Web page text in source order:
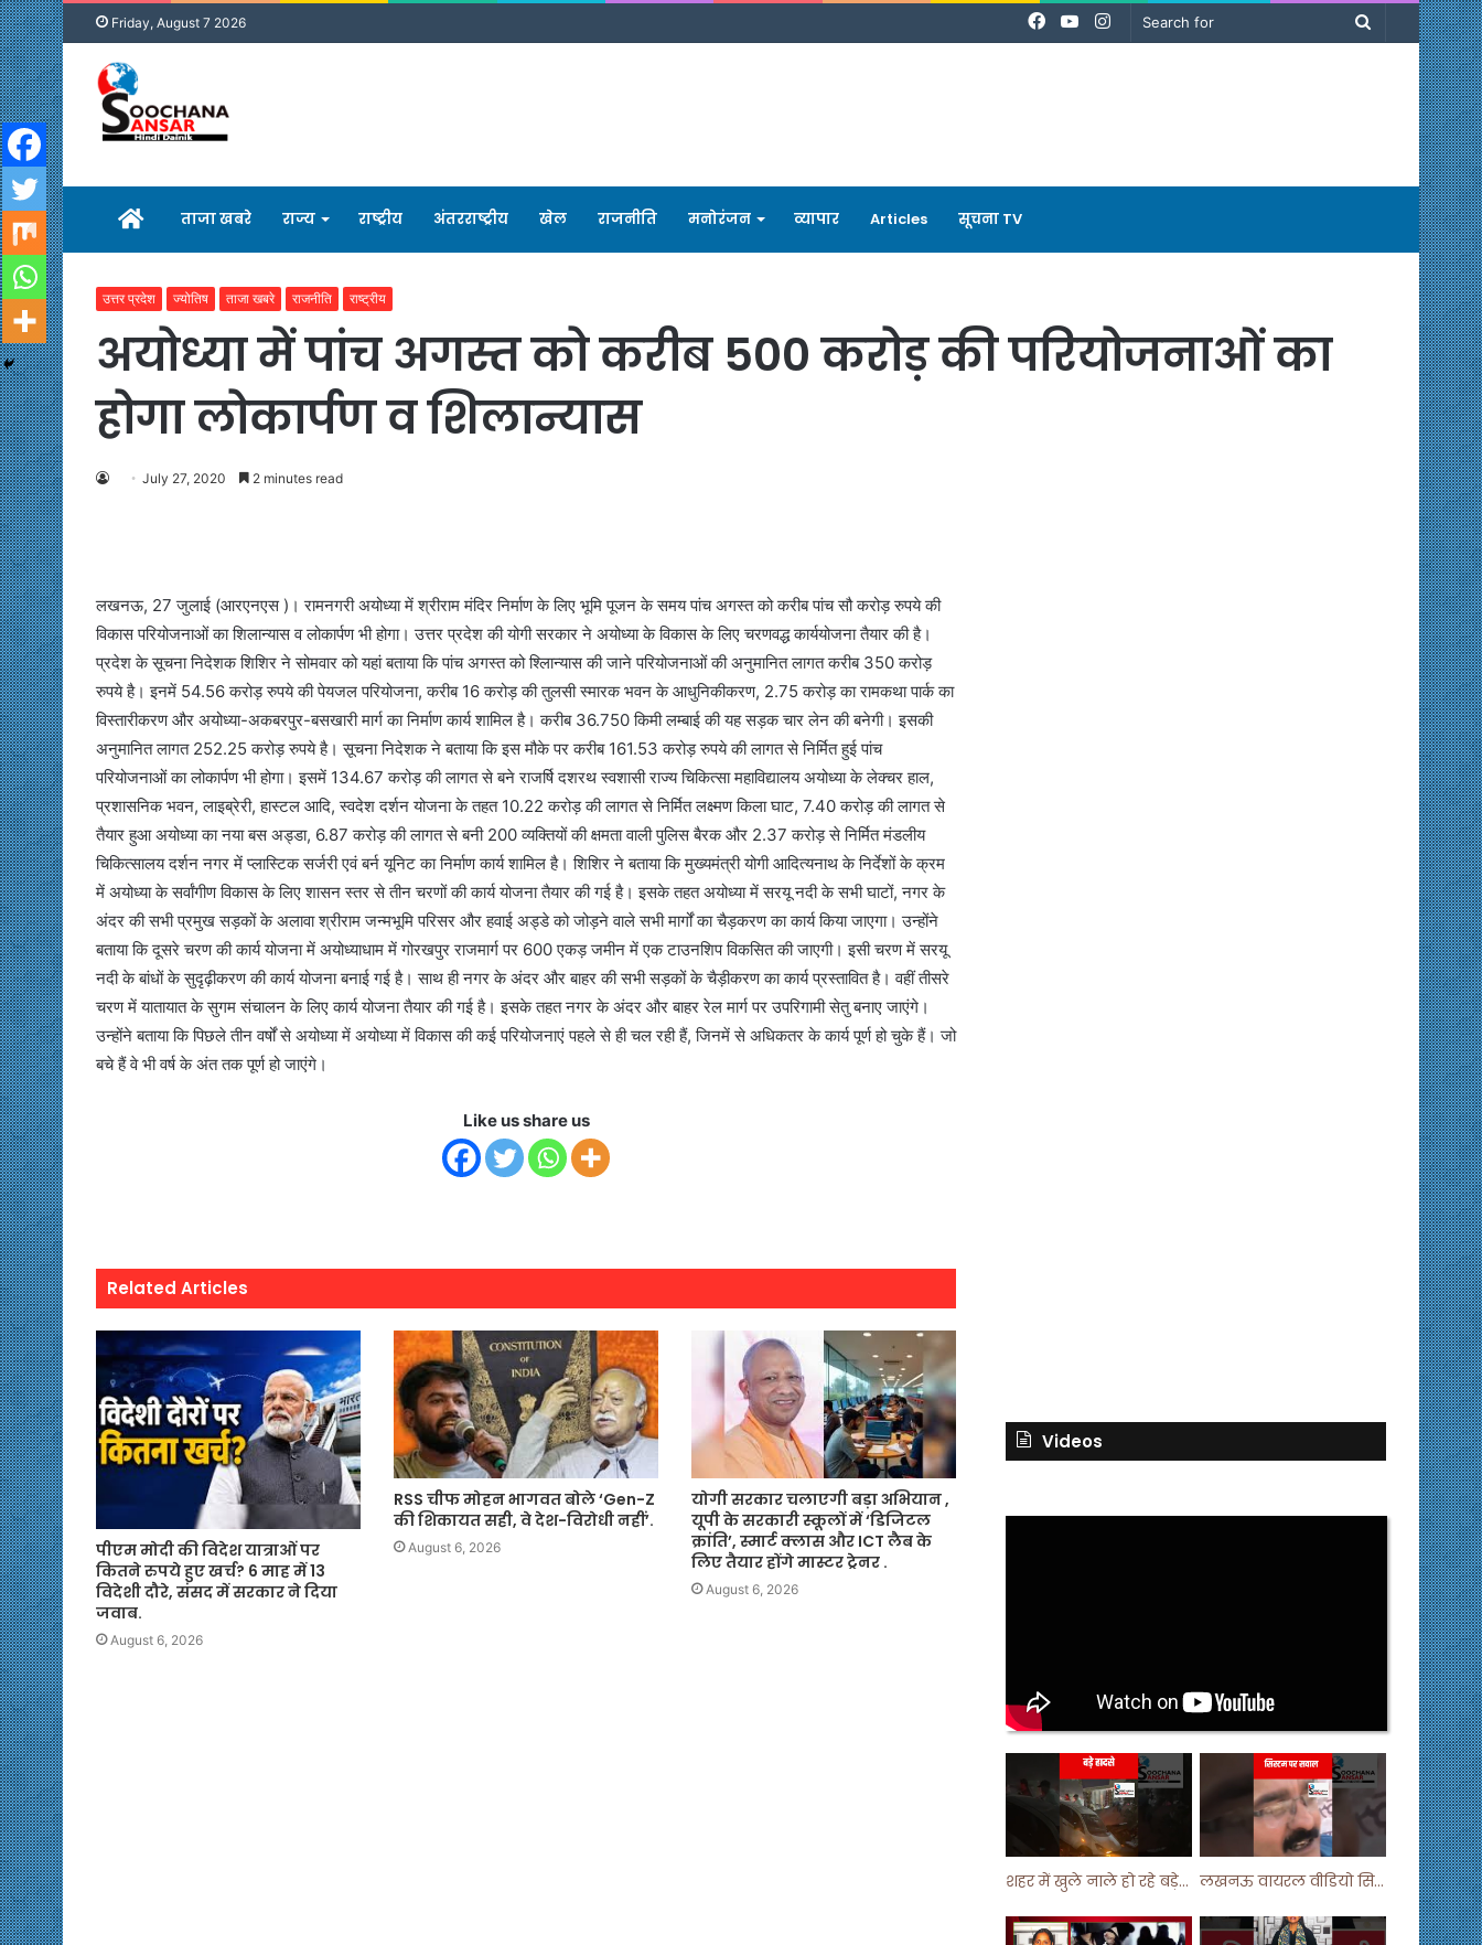
Friday, August 7 2026
Search
Instagram
YouTube
Facebook
होम ताजा खबरे राज्य राष्ट्रीय अंतरराष्ट्रीय खेल राजनीति मनोरंजन व्यापार Articles सूचना TV
उत्तर प्रदेश ज्योतिष ताजा खबरे राजनीति राष्ट्रीय
अयोध्या में पांच अगस्त को करीब 500 करोड़ की परियोजनाओं का
होगा लोकार्पण व शिलान्यास
July 27, 2020 2 minutes read
लखनऊ, 27 जुलाई (आरएनएस )। रामनगरी अयोध्या में श्रीराम मंदिर निर्माण के लिए भूमि पूजन के समय पांच अगस्त को करीब पांच सौ करोड़ रुपये की
विकास परियोजनाओं का शिलान्यास व लोकार्पण भी होगा। उत्तर प्रदेश की योगी सरकार ने अयोध्या के विकास के लिए चरणवद्ध कार्ययोजना तैयार की है।
प्रदेश के सूचना निदेशक शिशिर ने सोमवार को यहां बताया कि पांच अगस्त को श्लिान्यास की जाने परियोजनाओं की अनुमानित लागत करीब 350 करोड़
रुपये है। इनमें 54.56 करोड़ रुपये की पेयजल परियोजना, करीब 16 करोड़ की तुलसी स्मारक भवन के आधुनिकीकरण, 2.75 करोड़ का रामकथा पार्क का
विस्तारीकरण और अयोध्या-अकबरपुर-बसखारी मार्ग का निर्माण कार्य शामिल है। करीब 36.750 किमी लम्बाई की यह सड़क चार लेन की बनेगी। इसकी
अनुमानित लागत 252.25 करोड़ रुपये है। सूचना निदेशक ने बताया कि इस मौके पर करीब 161.53 करोड़ रुपये की लागत से निर्मित हुई पांच
परियोजनाओं का लोकार्पण भी होगा। इसमें 134.67 करोड़ की लागत से बने राजर्षि दशरथ स्वशासी राज्य चिकित्सा महाविद्यालय अयोध्या के लेक्चर हाल,
प्रशासनिक भवन, लाइब्रेरी, हास्टल आदि, स्वदेश दर्शन योजना के तहत 10.22 करोड़ की लागत से निर्मित लक्ष्मण किला घाट, 7.40 करोड़ की लागत से
तैयार हुआ अयोध्या का नया बस अड्डा, 6.87 करोड़ की लागत से बनी 200 व्यक्तियों की क्षमता वाली पुलिस बैरक और 2.37 करोड़ से निर्मित मंडलीय
चिकित्सालय दर्शन नगर में प्लास्टिक सर्जरी एवं बर्न यूनिट का निर्माण कार्य शामिल है। शिशिर ने बताया कि मुख्यमंत्री योगी आदित्यनाथ के निर्देशों के क्रम
में अयोध्या के सर्वांगीण विकास के लिए शासन स्तर से तीन चरणों की कार्य योजना तैयार की गई है। इसके तहत अयोध्या में सरयू नदी के सभी घाटों, नगर के
अंदर की सभी प्रमुख सड़कों के अलावा श्रीराम जन्मभूमि परिसर और हवाई अड्डे को जोड़ने वाले सभी मार्गों का चैड़करण का कार्य किया जाएगा। उन्होंने
बताया कि दूसरे चरण की कार्य योजना में अयोध्याधाम में गोरखपुर राजमार्ग पर 600 एकड़ जमीन में एक टाउनशिप विकसित की जाएगी। इसी चरण में सरयू
नदी के बांधों के सुदृढ़ीकरण की कार्य योजना बनाई गई है। साथ ही नगर के अंदर और बाहर की सभी सड़कों के चैड़ीकरण का कार्य प्रस्तावित है। वहीं तीसरे
चरण में यातायात के सुगम संचालन के लिए कार्य योजना तैयार की गई है। इसके तहत नगर के अंदर और बाहर रेल मार्ग पर उपरिगामी सेतु बनाए जाएंगे।
उन्होंने बताया कि पिछले तीन वर्षों से अयोध्या में अयोध्या में विकास की कई परियोजनाएं पहले से ही चल रही हैं, जिनमें से अधिकतर के कार्य पूर्ण हो चुके हैं। जो
बचे हैं वे भी वर्ष के अंत तक पूर्ण हो जाएंगे।
Like us share us
Related Articles
पीएम मोदी की विदेश यात्राओं पर
कितने रुपये हुए खर्च? 6 माह में 13
विदेशी दौरे, संसद में सरकार ने दिया
जवाब.
August 6, 2026
RSS चीफ मोहन भागवत बोले ‘Gen-Z
की शिकायत सही, वे देश-विरोधी नहीं’.
August 6, 2026
योगी सरकार चलाएगी बड़ा अभियान ,
यूपी के सरकारी स्कूलों में ‘डिजिटल
क्रांति’, स्मार्ट क्लास और ICT लैब के
लिए तैयार होंगे मास्टर ट्रेनर .
August 6, 2026
Videos
शहर में खुले नाले हो रहे बड़े हादसे ! #shortsvideo #shorts लखनऊ वायरल वीडियो सिस्टम पर सवाल ! #shorts #shortvideo